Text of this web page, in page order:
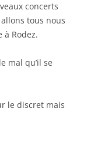
concerts
tous nous
Rodez.
mal qu’il se
le discret mais